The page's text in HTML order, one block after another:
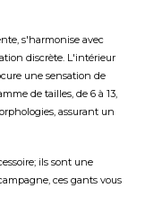
s'harmonise avec
discrète. L'intérieur
une sensation de
de tailles, de 6 à 13,
assurant un
ils sont une
ces gants vous